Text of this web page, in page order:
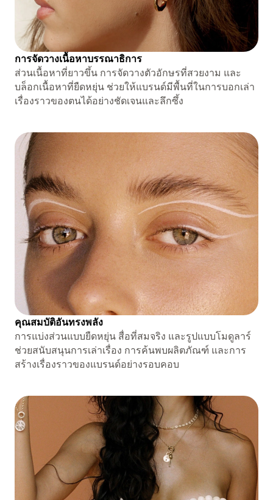
การจัดวางเนื้อหาบรรณาธิการ
ส่วนเนื้อหาที่ยาวขึ้น การจัดวางตัวอักษรที่สวยงาม และ
บล็อกเนื้อหาที่ยืดหยุ่น ช่วยให้แบรนด์มีพื้นที่ในการบอกเล่า
เรื่องราวของตนได้อย่างชัดเจนและลึกซึ้ง
คุณสมบัติอันทรงพลัง
การแบ่งส่วนแบบยืดหยุ่น สื่อที่สมจริง และรูปแบบโมดูลาร์
ช่วยสนับสนุนการเล่าเรื่อง การค้นพบผลิตภัณฑ์ และการ
สร้างเรื่องราวของแบรนด์อย่างรอบคอบ